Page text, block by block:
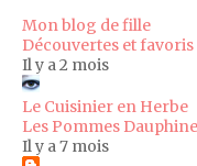
Mon blog de fille
Découvertes et
Il y a 2 mois
Le Cuisinier en Herbe
Les Pommes
Il y a 7 mois